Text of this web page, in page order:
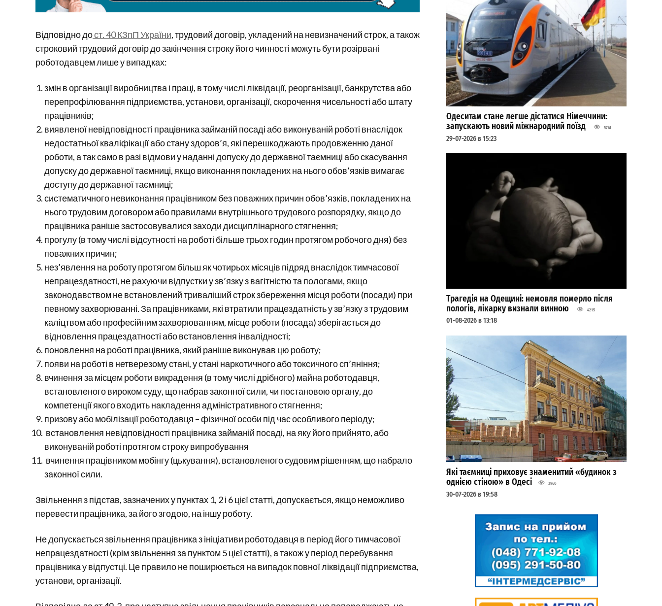
Відповідно дост. 40 КЗпП України, трудовий договір, укладений на невизначений строк, а також
строковий трудовий договір до закінчення строку його чинності можуть бути розірвані
роботодавцем лише у випадках:
змін в організації виробництва і праці, в тому числі ліквідації, реорганізації, банкрутства або
перепрофілювання підприємства, установи, організації, скорочення чисельності або штату
працівників;
виявленої невідповідності працівника займаній посаді або виконуваній роботі внаслідок
недостатньої кваліфікації або стану здоров’я, які перешкоджають продовженню даної
роботи, а так само в разі відмови у наданні допуску до державної таємниці або скасування
допуску до державної таємниці, якщо виконання покладених на нього обов’язків вимагає
доступу до державної таємниці;
систематичного невиконання працівником без поважних причин обов’язків, покладених на
нього трудовим договором або правилами внутрішнього трудового розпорядку, якщо до
працівника раніше застосовувалися заходи дисциплінарного стягнення;
прогулу (в тому числі відсутності на роботі більше трьох годин протягом робочого дня) без
поважних причин;
нез’явлення на роботу протягом більш як чотирьох місяців підряд внаслідок тимчасової
непрацездатності, не рахуючи відпустки у зв’язку з вагітністю та пологами, якщо
законодавством не встановлений триваліший строк збереження місця роботи (посади) при
певному захворюванні. За працівниками, які втратили працездатність у зв’язку з трудовим
каліцтвом або професійним захворюванням, місце роботи (посада) зберігається до
відновлення працездатності або встановлення інвалідності;
поновлення на роботі працівника, який раніше виконував цю роботу;
появи на роботі в нетверезому стані, у стані наркотичного або токсичного сп’яніння;
вчинення за місцем роботи викрадення (в тому числі дрібного) майна роботодавця,
встановленого вироком суду, що набрав законної сили, чи постановою органу, до
компетенції якого входить накладення адміністративного стягнення;
призову або мобілізації роботодавця – фізичної особи під час особливого періоду;
встановлення невідповідності працівника займаній посаді, на яку його прийнято, або
виконуваній роботі протягом строку випробування
вчинення працівником мобінгу (цькування), встановленого судовим рішенням, що набрало
законної сили.
Звільнення з підстав, зазначених у пунктах 1, 2 і 6 цієї статті, допускається, якщо неможливо
перевести працівника, за його згодою, на іншу роботу.
Не допускається звільнення працівника з ініціативи роботодавця в період його тимчасової
непрацездатності (крім звільнення за пунктом 5 цієї статті), а також у період перебування
працівника у відпустці. Це правило не поширюється на випадок повної ліквідації підприємства,
установи, організації.
Одеситам стане легше дістатися Німеччини:
запускають новий міжнародний поїзд
5741
29-07-2026 в 15:23
Трагедія на Одещині: немовля померло після
пологів, лікарку визнали винною
4215
01-08-2026 в 13:18
Які таємниці приховує знаменитий «будинок з
однією стіною» в Одесі
3960
30-07-2026 в 19:58